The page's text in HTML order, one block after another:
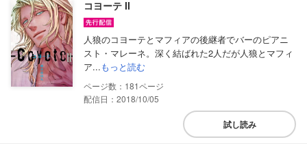
コヨーテ II
人狼のコヨーテとマフィアの後継者でバーのピアニ
スト・マレーネ。深く結ばれた2人だが人狼とマフィ
ア...もっと読む
181
配信日：2018/10/05
試し読み